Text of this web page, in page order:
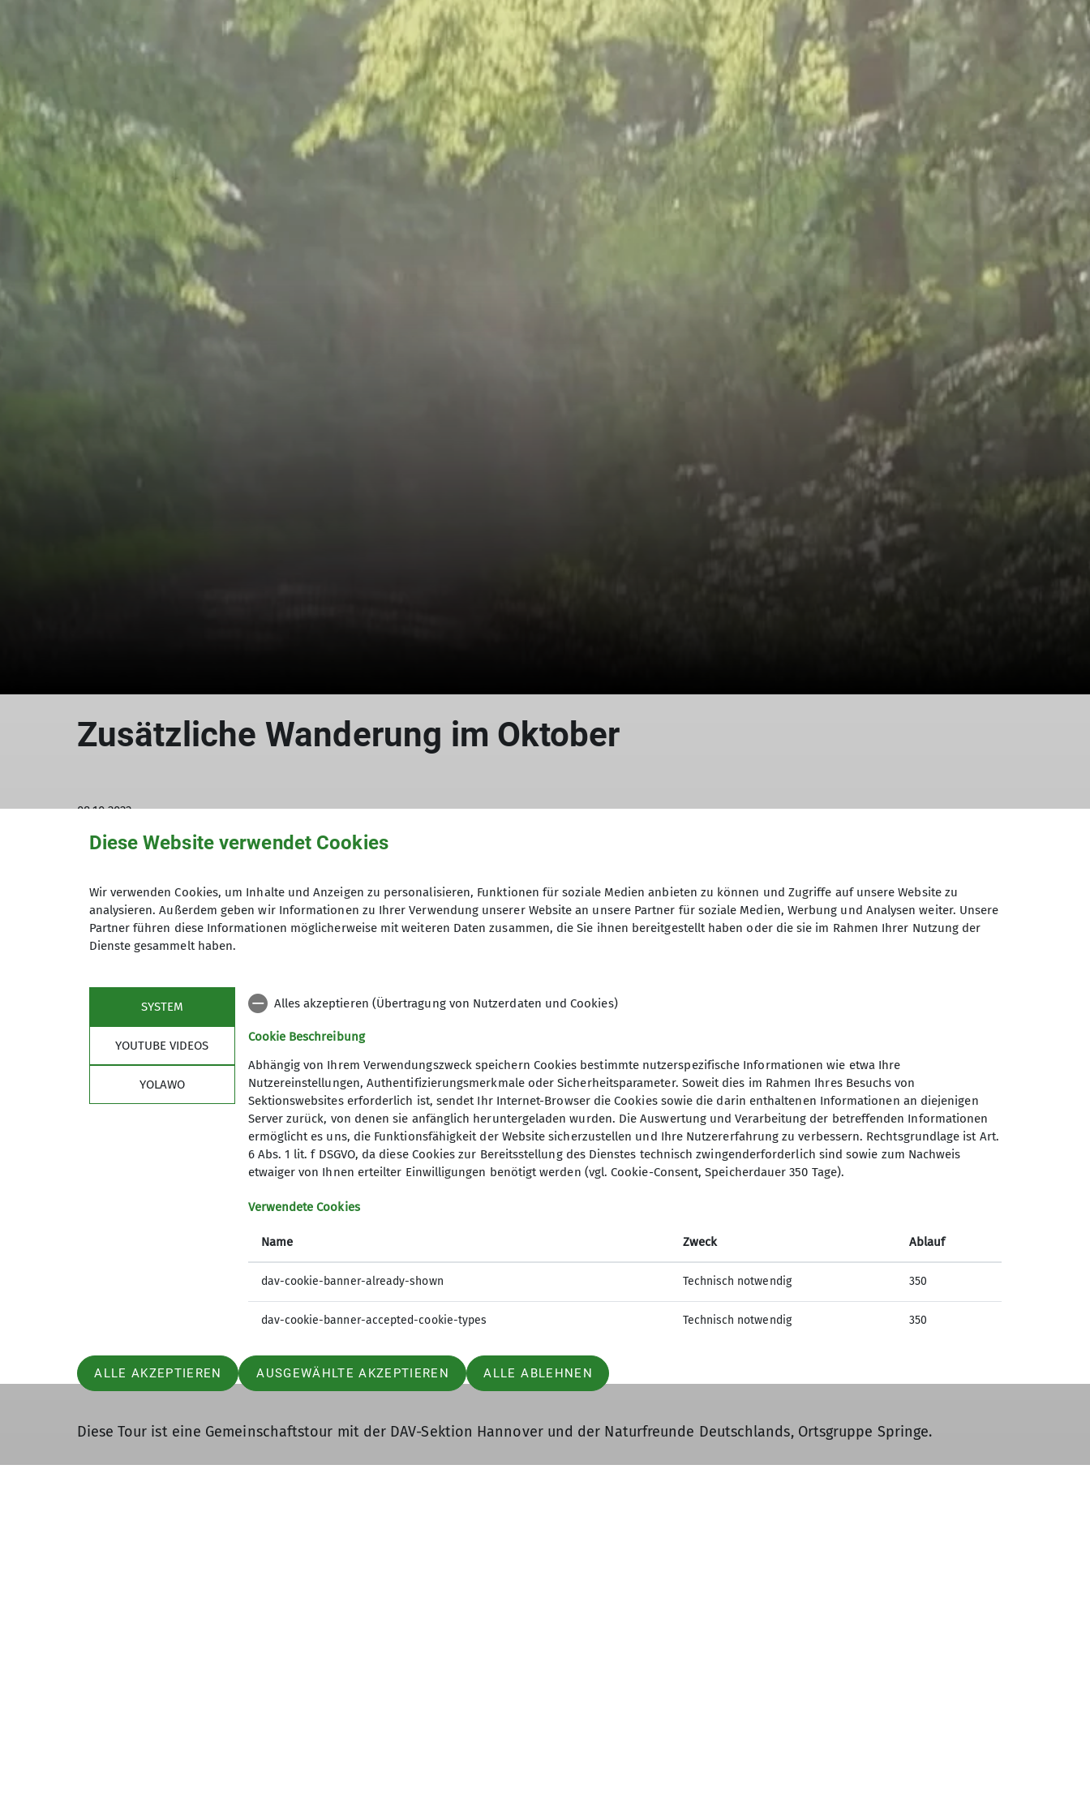
Zusätzliche Wanderung im Oktober
08.10.2022
News-Archiv Wandern
Wolfgang Helmboldt bietet eine zusätzliche Wanderung am8. Oktober 2022an:
Deister-Süntel-Marsch
Deister-Süntel-Marsch
ca. 55 km und ca. 1.250 Höhenmeter mit Rucksackverpflegung. Ziel ist die Deisterhütte.
1. Etappe: 23 km bis Klein Süntel, am Waldrand, Steinbachweg
2. Etappe: 15 km bis Bad Münder, Parkplatz Ziegenbuche
3. Etappe: 14 km bis Deisterhütte (Abschlusseinkehr)
Nach Einkehr 3 km zurück zum Bahnhof.
In Klein Süntel und Bad Münder besteht die Möglichkeit, sich mit Wasserflaschen zu versorgen.
Start: 6.30 Uhr am Bahnhof Springe
Ankunft: ca. 18.30 Uhr
Diese Tour ist eine Gemeinschaftstour mit der DAV-Sektion Hannover und der Naturfreunde Deutschlands, Ortsgruppe Springe.
Diese Website verwendet Cookies
Wir verwenden Cookies, um Inhalte und Anzeigen zu personalisieren, Funktionen für soziale Medien anbieten zu können und Zugriffe auf unsere Website zu
analysieren. Außerdem geben wir Informationen zu Ihrer Verwendung unserer Website an unsere Partner für soziale Medien, Werbung und Analysen weiter. Unsere
Partner führen diese Informationen möglicherweise mit weiteren Daten zusammen, die Sie ihnen bereitgestellt haben oder die sie im Rahmen Ihrer Nutzung der
Dienste gesammelt haben.
SYSTEM
YOUTUBE VIDEOS
YOLAWO
Alles akzeptieren (Übertragung von Nutzerdaten und Cookies)
Cookie Beschreibung
Abhängig von Ihrem Verwendungszweck speichern Cookies bestimmte nutzerspezifische Informationen wie etwa Ihre
Nutzereinstellungen, Authentifizierungsmerkmale oder Sicherheitsparameter. Soweit dies im Rahmen Ihres Besuchs von
Sektionswebsites erforderlich ist, sendet Ihr Internet-Browser die Cookies sowie die darin enthaltenen Informationen an diejenigen
Server zurück, von denen sie anfänglich heruntergeladen wurden. Die Auswertung und Verarbeitung der betreffenden Informationen
ermöglicht es uns, die Funktionsfähigkeit der Website sicherzustellen und Ihre Nutzererfahrung zu verbessern. Rechtsgrundlage ist Art.
6 Abs. 1 lit. f DSGVO, da diese Cookies zur Bereitsstellung des Dienstes technisch zwingenderforderlich sind sowie zum Nachweis
etwaiger von Ihnen erteilter Einwilligungen benötigt werden (vgl. Cookie-Consent, Speicherdauer 350 Tage).
Verwendete Cookies
Name Zweck Ablauf
dav-cookie-banner-already-shown Technisch notwendig 350
dav-cookie-banner-accepted-cookie-types Technisch notwendig 350
ALLE AKZEPTIEREN AUSGEWÄHLTE AKZEPTIEREN ALLE ABLEHNEN